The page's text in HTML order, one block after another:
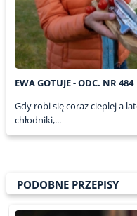
EWA GOTUJE - ODC. NR 484
Gdy robi się coraz cieplej a
chłodniki,...
PODOBNE PRZEPISY